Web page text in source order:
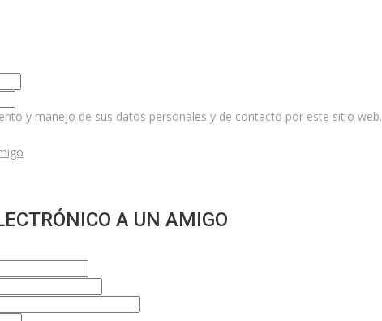
y manejo de sus datos personales y de contacto por este sitio web.
A UN AMIGO